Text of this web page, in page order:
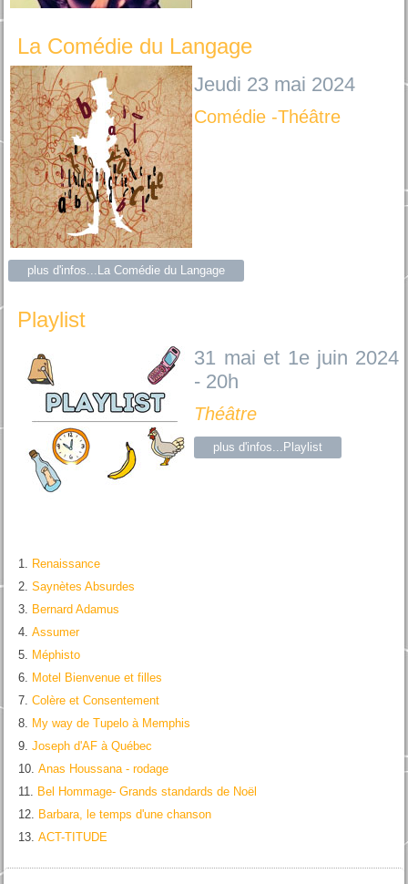
La Comédie du Langage
Jeudi 23 mai 2024
Comédie -Théâtre
plus d'infos...La Comédie du Langage
Playlist
31 mai et 1e juin 2024
- 20h
Théâtre
plus d'infos...Playlist
Renaissance
Saynètes Absurdes
Bernard Adamus
Assumer
Méphisto
Motel Bienvenue et filles
Colère et Consentement
My way de Tupelo à Memphis
Joseph d'AF à Québec
Anas Houssana - rodage
Bel Hommage- Grands standards de Noël
Barbara, le temps d'une chanson
ACT-TITUDE